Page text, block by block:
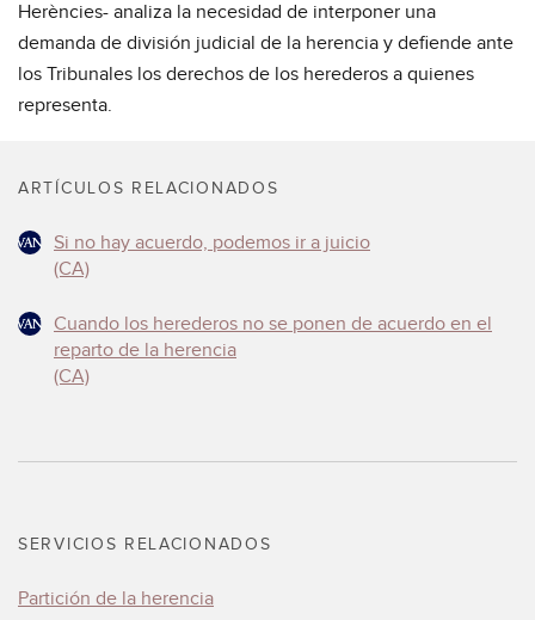
Herències- analiza la necesidad de interponer una
demanda de división judicial de la herencia y defiende ante
los Tribunales los derechos de los herederos a quienes
representa.
ARTÍCULOS RELACIONADOS
Si no hay acuerdo, podemos ir a juicio
(CA)
Cuando los herederos no se ponen de acuerdo en el
reparto de la herencia
(CA)
SERVICIOS RELACIONADOS
Partición de la herencia